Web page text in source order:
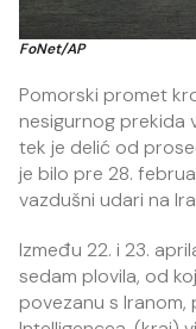
FoNet/AP
Pomorski promet
nesigurnog prekida
tek je delić od
je bilo pre 28.
vazdušni udari na
Između 22. i 23.
sedam plovila, od
povezanu s Iranom,